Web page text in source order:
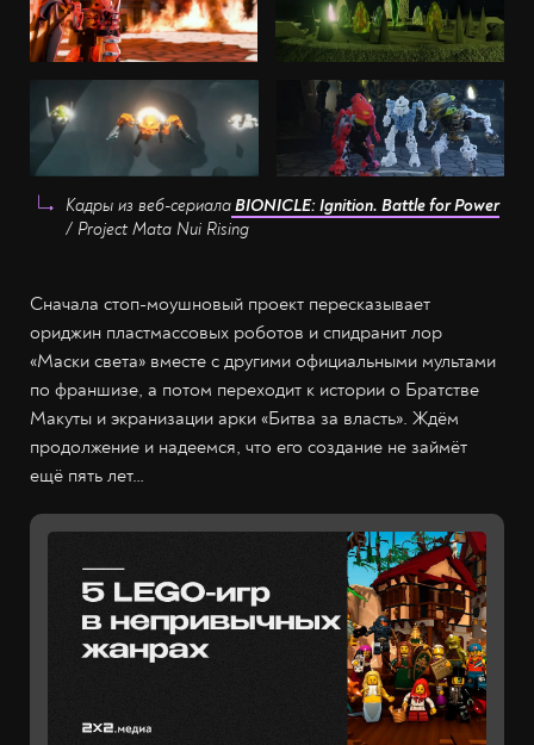
Кадры из веб-сериалаBIONICLE: Ignition. Battle for Power
/ Project Mata Nui Rising
Сначала стоп-моушновый проект пересказывает
ориджин пластмассовых роботов и спидранит лор
«Маски света» вместе с другими официальными мультами
по франшизе, а потом переходит к истории о Братстве
Макуты и экранизации арки «Битва за власть». Ждём
продолжение и надеемся, что его создание не займёт
ещё пять лет…